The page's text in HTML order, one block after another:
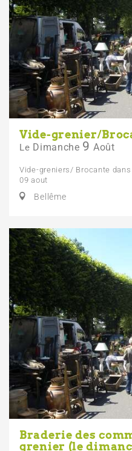
Vide-grenier/
Le Dimanche 9 Août
Vide-greniers/ Brocante
09 aout
Bellême
Braderie des
grenier (le